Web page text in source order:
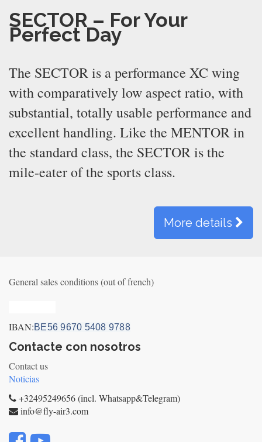
SECTOR – For Your
Perfect Day
The SECTOR is a performance XC wing
with comparatively low aspect ratio, with
substantial, totally usable performance and
excellent handling. Like the MENTOR in
the standard class, the SECTOR is the
mile-eater of the sports class.
More details
General sales conditions (out of french)
IBAN:BE56 9670 5408 9788
Contacte con nosotros
Contact us
Noticias
+32495249656 (incl. Whatsapp&Telegram)
info@fly-air3.com